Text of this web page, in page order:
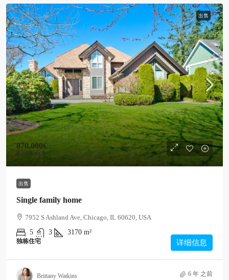
出售
870,000€
8,500€/sq ft
出售
Single family home
7952 S Ashland Ave, Chicago, IL 60620, USA
5
3 3170 m²
独栋住宅 详细信息
Brittany Watkins 6 年 之前